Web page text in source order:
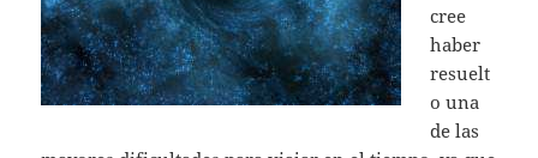
cree
haber
resuelt
o una
de las